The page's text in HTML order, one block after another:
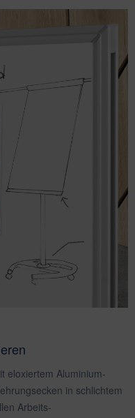
eloxiertem Aluminium-
in schlichtem
Arbeits-